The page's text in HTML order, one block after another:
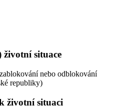
životní situace
nebo odblokování
republiky)
životní situaci